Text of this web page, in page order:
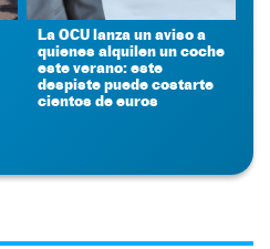
La OCU lanza un aviso a
quienes alquilen un coche
este verano: este
despiste puede costarte
cientos de euros